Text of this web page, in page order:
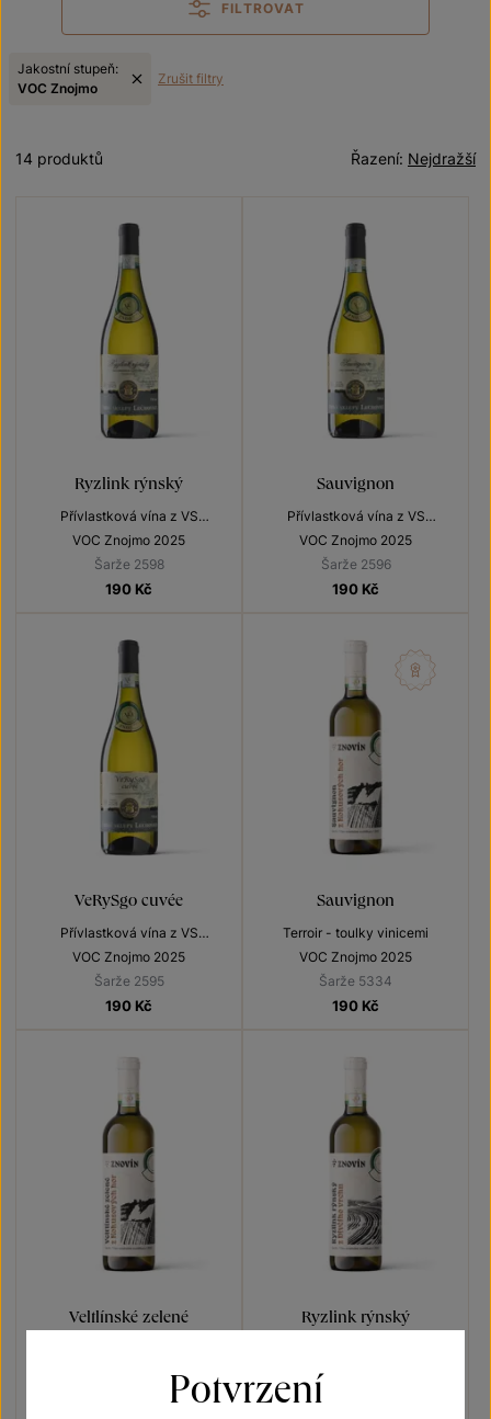
FILTROVAT
Jakostní stupeň:
VOC Znojmo
Zrušit filtry
Nejdražší
Řazení:
14 produktů
Ryzlink rýnský
Přívlastková vína z VS
Lechovice
VOC Znojmo 2025
Šarže 2598
190 Kč
Sauvignon
Přívlastková vína z VS
Lechovice
VOC Znojmo 2025
Šarže 2596
190 Kč
VeRySgo cuvée
Přívlastková vína z VS
Lechovice
VOC Znojmo 2025
Šarže 2595
190 Kč
Sauvignon
Terroir - toulky vinicemi
VOC Znojmo 2025
Šarže 5334
190 Kč
Veltlínské zelené
VOC Znojmo 2025
Ryzlink rýnský
VOC Znojmo 2025
Šarže 5339
Potvrzení